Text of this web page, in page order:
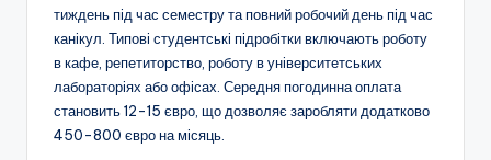
тиждень під час семестру та повний робочий день під час
канікул. Типові студентські підробітки включають роботу
в кафе, репетиторство, роботу в університетських
лабораторіях або офісах. Середня погодинна оплата
становить 12-15 євро, що дозволяє заробляти додатково
450-800 євро на місяць.